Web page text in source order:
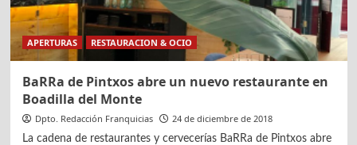
APERTURAS RESTAURACION & OCIO
BaRRa de Pintxos abre un nuevo restaurante en
Boadilla del Monte
Dpto. Redacción Franquicias 24 de diciembre de 2018
La cadena de restaurantes y cervecerías BaRRa de Pintxos abre